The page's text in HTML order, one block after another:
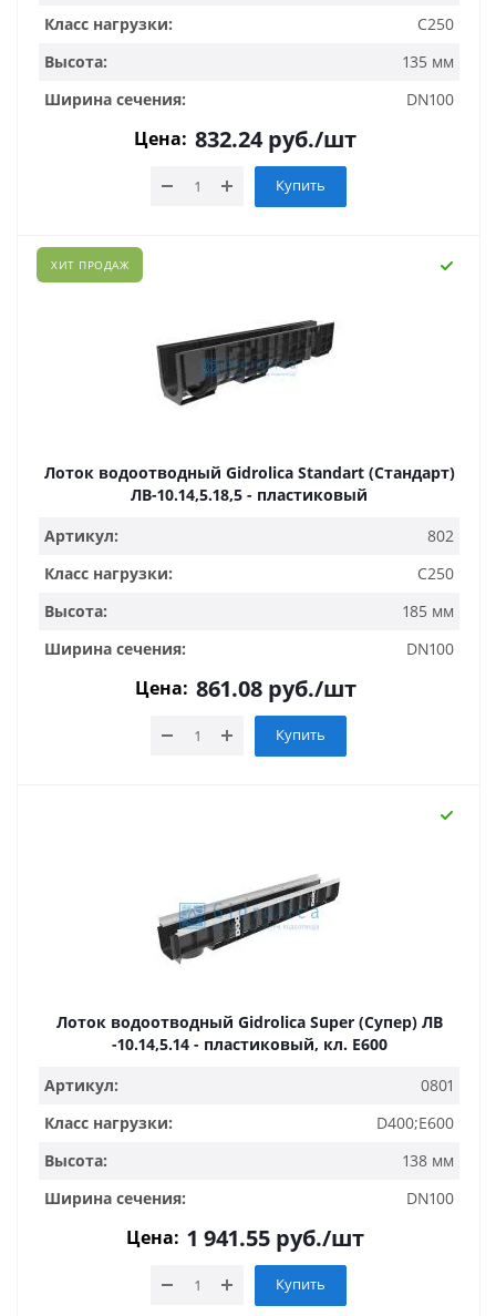
Класс нагрузки:
C250
Высота:
135 мм
Ширина сечения:
DN100
Цена: 832.24руб./шт
Купить
ХИТ ПРОДАЖ
Лоток водоотводный Gidrolica Standart (Стандарт)
ЛВ-10.14,5.18,5 - пластиковый
Артикул:
802
Класс нагрузки:
C250
Высота:
185 мм
Ширина сечения:
DN100
Цена: 861.08руб./шт
Купить
Лоток водоотводный Gidrolica Super (Супер) ЛВ
-10.14,5.14 - пластиковый, кл. Е600
Артикул:
0801
Класс нагрузки:
D400;E600
Высота:
138 мм
Ширина сечения:
DN100
Цена: 1 941.55 руб./шт
Купить